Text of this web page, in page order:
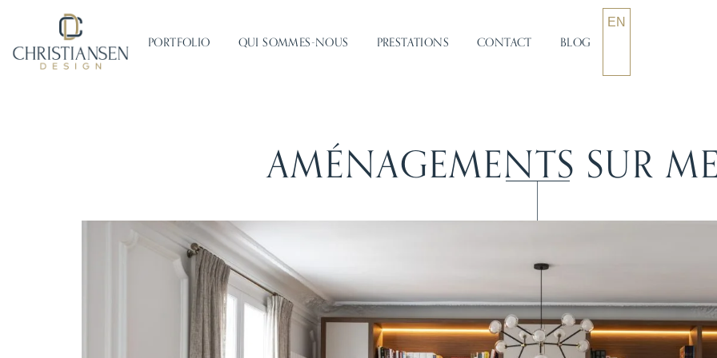
PORTFOLIO QUI SOMMES-NOUS PRESTATIONS CONTACT BLOG
EN
AMÉNAGEMENTS SUR